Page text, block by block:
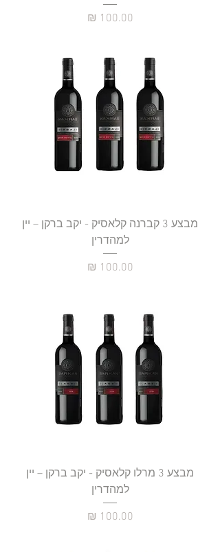
מחיר
מבצע 3 קברנה קלאסיק - יקב ברקן – יין
למהדרין
מחיר
מבצע 3 מרלו קלאסיק - יקב ברקן – יין
למהדרין
מחיר